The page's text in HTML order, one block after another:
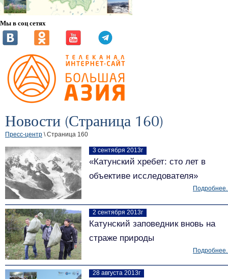
Мы в соц сетях
Новости (Страница 160)
Пресс-центр \ Страница 160
3 сентября 2013г
«Катунский хребет: сто лет в
объективе исследователя»
2 сентября 2013г
Катунский заповедник вновь на
страже природы
28 августа 2013г